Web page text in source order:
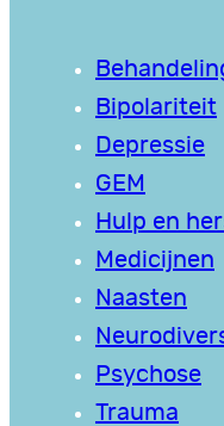
Bipolariteit
Depressie
GEM
Hulp en
Medicijnen
Naasten
Psychose
Trauma